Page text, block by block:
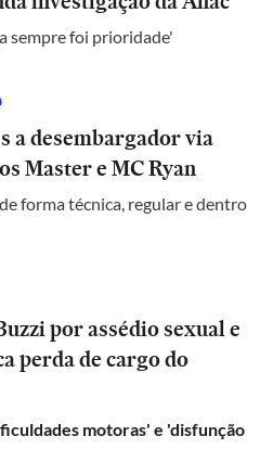
sempre foi prioridade'
a desembargador via
Master e MC Ryan
forma técnica, regular e dentro
por assédio sexual e
perda de cargo do
motoras' e 'disfunção